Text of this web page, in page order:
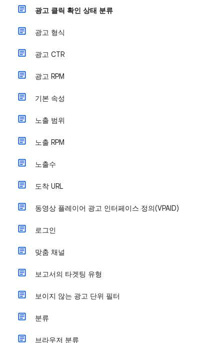
광고 클릭 확인 상태 분류
광고 형식
광고 CTR
광고 RPM
기본 속성
노출 범위
노출 RPM
노출수
도착 URL
동영상 플레이어 광고 인터페이스 정의(VPAID)
로그인
맞춤 채널
보고서의 타겟팅 유형
보이지 않는 광고 단위 필터
분류
브라우저 분류